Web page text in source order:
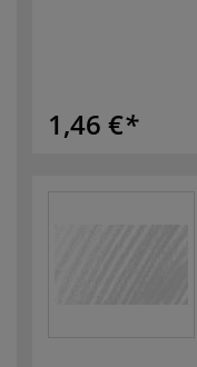
1,46 €